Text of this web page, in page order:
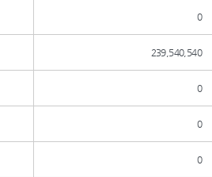
0
239,540,540
0
0
0